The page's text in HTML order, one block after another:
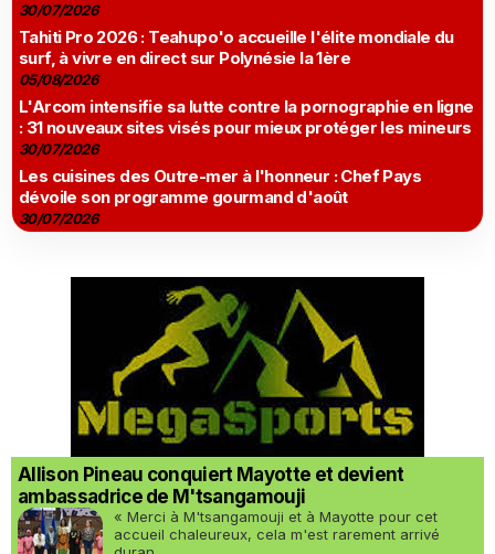
30/07/2026
Tahiti Pro 2026 : Teahupo'o accueille l'élite mondiale du
surf, à vivre en direct sur Polynésie la 1ère
05/08/2026
L'Arcom intensifie sa lutte contre la pornographie en ligne
: 31 nouveaux sites visés pour mieux protéger les mineurs
30/07/2026
Les cuisines des Outre-mer à l'honneur : Chef Pays
dévoile son programme gourmand d'août
30/07/2026
Allison Pineau conquiert Mayotte et devient
ambassadrice de M'tsangamouji
« Merci à M'tsangamouji et à Mayotte pour cet
accueil chaleureux, cela m'est rarement arrivé